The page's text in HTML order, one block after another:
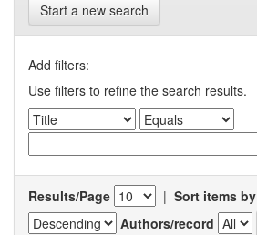
Start a new search
Add filters:
Use filters to refine the search results.
Results/Page | Sort items by
Authors/record